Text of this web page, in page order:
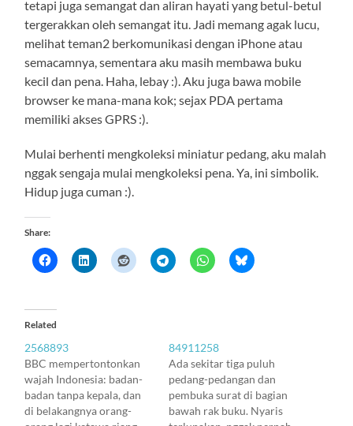
tetapi juga semangat dan aliran hayati yang betul-betul
tergerakkan oleh semangat itu. Jadi memang agak lucu,
melihat teman2 berkomunikasi dengan iPhone atau
semacamnya, sementara aku masih membawa buku
kecil dan pena. Haha, lebay :). Aku juga bawa mobile
browser ke mana-mana kok; sejax PDA pertama
memiliki akses GPRS :).
Mulai berhenti mengkoleksi miniatur pedang, aku malah
nggak sengaja mulai mengkoleksi pena. Ya, ini simbolik.
Hidup juga cuman :).
Share:
Related
2568893
BBC mempertontonkan
wajah Indonesia: badan-
badan tanpa kepala, dan
di belakangnya orang-
84911258
Ada sekitar tiga puluh
pedang-pedangan dan
pembuka surat di bagian
bawah rak buku. Nyaris